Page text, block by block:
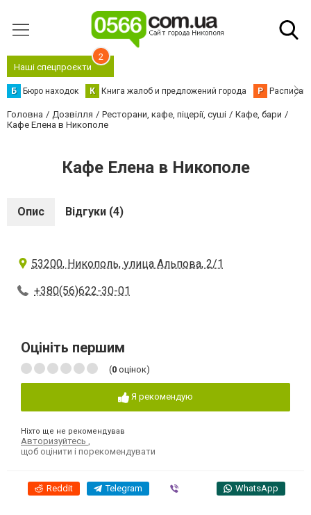
Наші спецпроєкти
2
Б Бюро находок К Книга жалоб и предложений города Р
Головна Дозвілля Ресторани, кафе, піцерії, суші
Кафе, бари
Кафе Елена в Никополе
Кафе Елена в Никополе
Опис Відгуки (4)
53200, Никополь, улица Альпова, 2/1
+380(56)622-30-01
Оцініть першим
(0 оцінок)
Я рекомендую
Ніхто ще не рекомендував
Авторизуйтесь
щоб оцінити і порекомендувати
Reddit Telegram WhatsApp